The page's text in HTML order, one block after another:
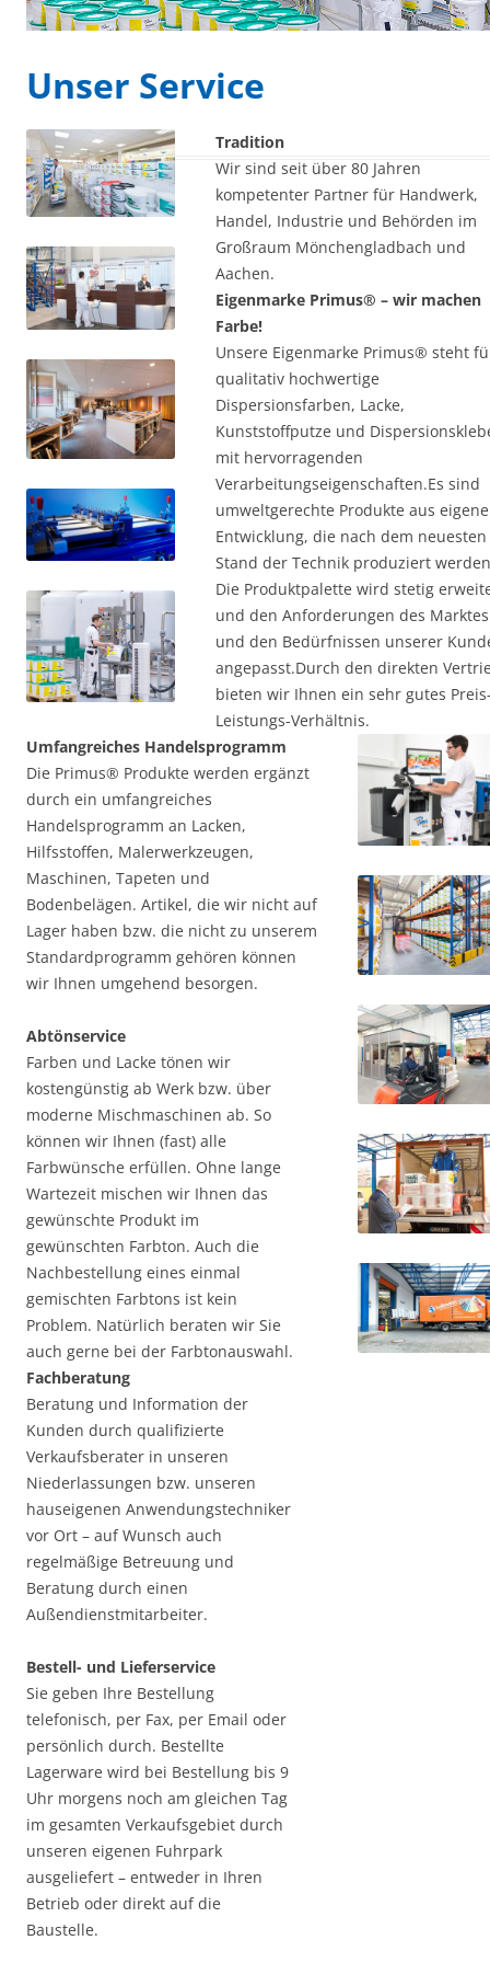
Unser Service
Tradition
Wir sind seit über 80 Jahren
kompetenter Partner für Handwerk,
Handel, Industrie und Behörden im
Großraum Mönchengladbach und
Aachen.
Eigenmarke Primus® – wir machen
Farbe!
Unsere Eigenmarke Primus® steht
qualitativ hochwertige
Dispersionsfarben, Lacke,
Kunststoffputze und
mit hervorragenden
Verarbeitungseigenschaften.Es sind
umweltgerechte Produkte aus
Entwicklung, die nach dem neuesten
Stand der Technik produziert
Die Produktpalette wird stetig
und den Anforderungen des Marktes
und den Bedürfnissen unserer
angepasst.Durch den direkten
bieten wir Ihnen ein sehr gutes
Leistungs-Verhältnis.
Umfangreiches Handelsprogramm
Die Primus® Produkte werden ergänzt
durch ein umfangreiches
Handelsprogramm an Lacken,
Hilfsstoffen, Malerwerkzeugen,
Maschinen, Tapeten und
Bodenbelägen. Artikel, die wir nicht auf
Lager haben bzw. die nicht zu unserem
Standardprogramm gehören können
wir Ihnen umgehend besorgen.
Abtönservice
Farben und Lacke tönen wir
kostengünstig ab Werk bzw. über
moderne Mischmaschinen ab. So
können wir Ihnen (fast) alle
Farbwünsche erfüllen. Ohne lange
Wartezeit mischen wir Ihnen das
gewünschte Produkt im
gewünschten Farbton. Auch die
Nachbestellung eines einmal
gemischten Farbtons ist kein
Problem. Natürlich beraten wir Sie
auch gerne bei der Farbtonauswahl.
Fachberatung
Beratung und Information der
Kunden durch qualifizierte
Verkaufsberater in unseren
Niederlassungen bzw. unseren
hauseigenen Anwendungstechniker
vor Ort – auf Wunsch auch
regelmäßige Betreuung und
Beratung durch einen
Außendienstmitarbeiter.
Bestell- und Lieferservice
Sie geben Ihre Bestellung
telefonisch, per Fax, per Email oder
persönlich durch. Bestellte
Lagerware wird bei Bestellung bis 9
Uhr morgens noch am gleichen Tag
im gesamten Verkaufsgebiet durch
unseren eigenen Fuhrpark
ausgeliefert – entweder in Ihren
Betrieb oder direkt auf die
Baustelle.